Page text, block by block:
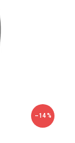
–14 %